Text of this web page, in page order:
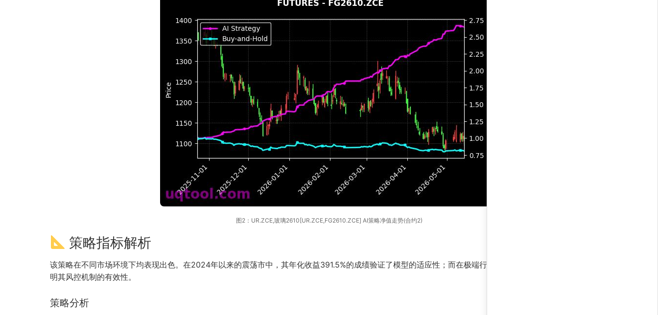
图2：UR.ZCE,玻璃2610[UR.ZCE,FG2610.ZCE] AI策略净值走势(合约2)
策略指标解析
该策略在不同市场环境下均表现出色。在2024年以来的震荡市中，其年化收益391.5%的成绩验证了模型的适应性；而在极端行情下，1.8%的最大回撤率进一步证
明其风控机制的有效性。
策略分析